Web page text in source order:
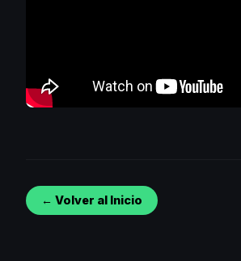
← Volver al Inicio